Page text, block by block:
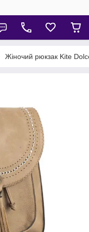
Жіночий рюкзак Kite